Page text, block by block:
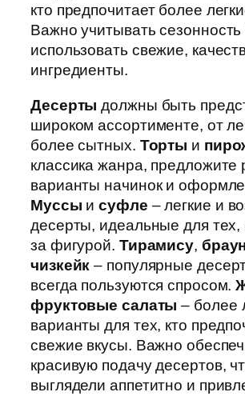
кто предпочитает более
Важно учитывать сезонность
использовать свежие,
ингредиенты.
Десерты должны быть
широком ассортименте, от
более сытных. Торты и
классика жанра, предложите
варианты начинок и
Муссы исуфле – легкие и
десерты, идеальные для тех,
за фигурой. Тирамису,
чизкейк – популярные
всегда пользуются спросом.
фруктовые салаты – более
варианты для тех, кто
свежие вкусы. Важно
красивую подачу десертов,
выглядели аппетитно и